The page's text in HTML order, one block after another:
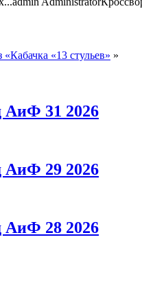
«13 стульев» »
АиФ 31 2026
АиФ 29 2026
АиФ 28 2026